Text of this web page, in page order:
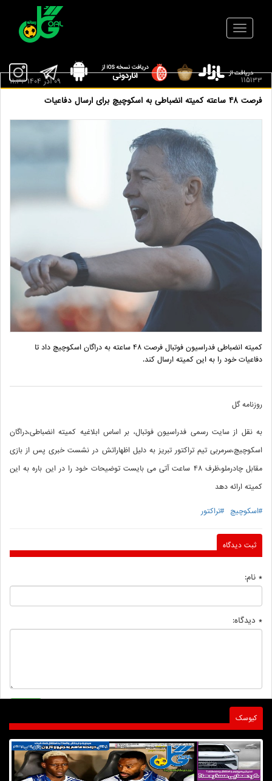
115133
فرصت 48 ساعته کمیته انضباطی به اسکوچیچ برای ارسال دفاعیات
09 آذر 1404 11:32
کمیته انضباطی فدراسیون فوتبال فرصت 48 ساعته به دراگان اسکوچیچ داد تا
دفاعیات خود را به این کمیته ارسال کند.
روزنامه گل
به نقل از سایت رسمی فدراسیون فوتبال، بر اساس ابلاغیه کمیته انضباطی،دراگان
اسکوچیچ،سرمربی تیم تراکتور تبریز به دلیل اظهاراتش در نشست خبری پس از بازی
مقابل چادرملو،ظرف 48 ساعت آتی می بایست توضیحات خود را در این باره به این
کمیته ارائه دهد
#اسکوچیچ #تراکتور
ثبت دیدگاه
* نام:
* دیدگاه:
کیوسک